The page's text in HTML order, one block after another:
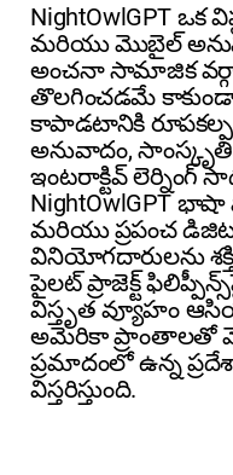
NightOwlGPT
మరియు మొబైల్
అంచనా సామాజిక
తొలగించడమే
కాపాడటానికి
అనువాదం,
ఇంటరాక్టివ్ లెర్నింగ్
NightOwlGPT
మరియు ప్రపంచ
వినియోగదారులను
పైలట్ ప్రాజెక్ట్
విస్తృత వ్యూహం
అమెరికా ప్రాంతాలతో
ప్రమాదంలో ఉన్న
విస్తరిస్తుంది.